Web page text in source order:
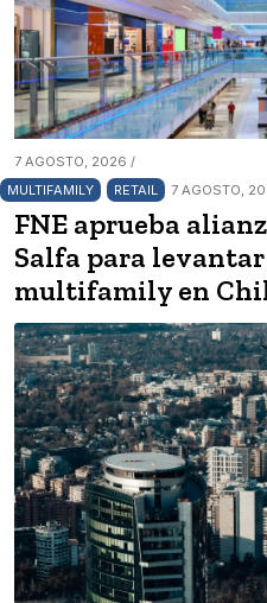
7 AGOSTO, 2026 /
MULTIFAMILY
RETAIL 7 AGOSTO,
FNE aprueba
Salfa para
multifamily en